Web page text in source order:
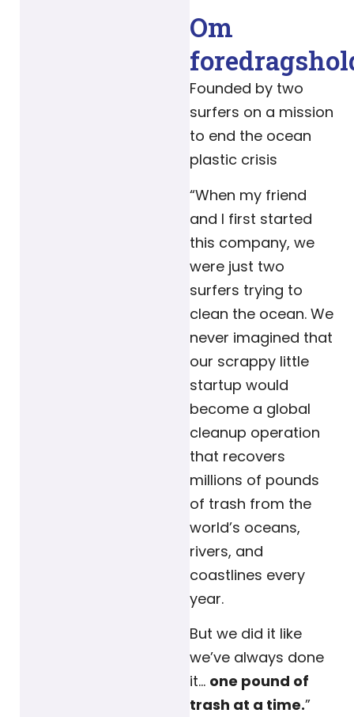
Om
Founded by two
surfers on a mission
to end the ocean
plastic crisis
“When my friend
and I first started
this company, we
were just two
surfers trying to
clean the ocean. We
never imagined that
our scrappy little
startup would
become a global
cleanup operation
that recovers
millions of pounds
of trash from the
world’s oceans,
rivers, and
coastlines every
year.
But we did it like
we’ve always done
it… one pound of
trash at a time.”